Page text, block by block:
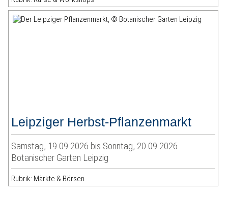
Leipziger Herbst-Pflanzenmarkt
Samstag, 19.09.2026 bis Sonntag, 20.09.2026
Botanischer Garten Leipzig
Rubrik: Märkte & Börsen